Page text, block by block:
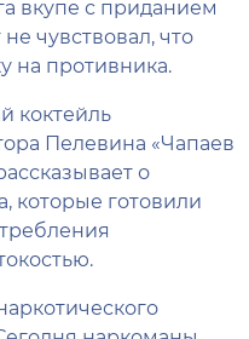
вкупе с приданием
чувствовал, что
на противника.
коктейль
Пелевина «Чапаев
о
которые готовили